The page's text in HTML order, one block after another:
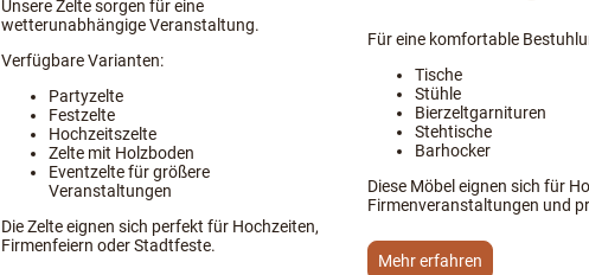
Unsere Zelte sorgen für eine
wetterunabhängige Veranstaltung.
Verfügbare Varianten:
Partyzelte
Festzelte
Hochzeitszelte
Zelte mit Holzboden
Eventzelte für größere
Veranstaltungen
Die Zelte eignen sich perfekt für Hochzeiten,
Firmenfeiern oder Stadtfeste.
Für eine komfortable
Tische
Stühle
Bierzeltgarnituren
Stehtische
Barhocker
Diese Möbel eignen sich für
Firmenveranstaltungen und
Mehr erfahren